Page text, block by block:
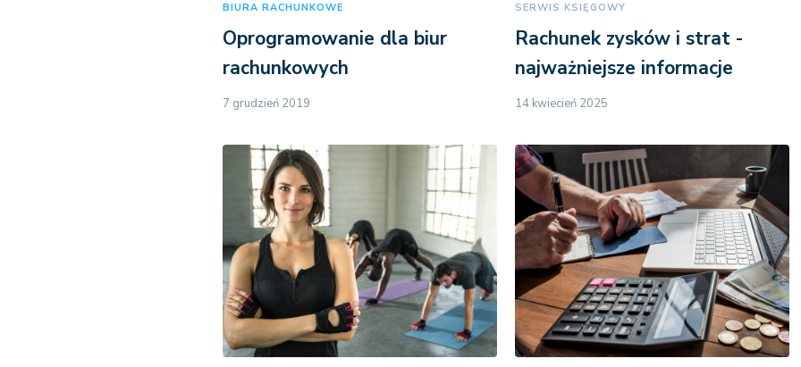
BIURA RACHUNKOWE
Oprogramowanie dla biur
rachunkowych
7 grudzień 2019
SERWIS KSIĘGOWY
Rachunek zysków i strat -
najważniejsze informacje
14 kwiecień 2025